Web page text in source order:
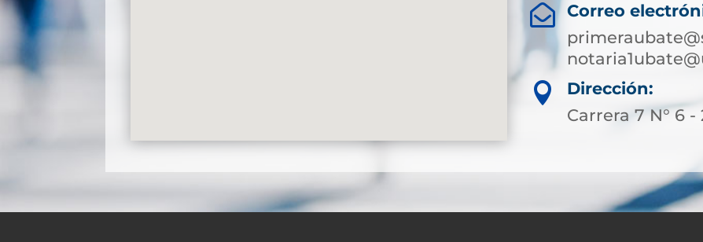

Correo

Dirección:
Carrera 7 N° 6 -